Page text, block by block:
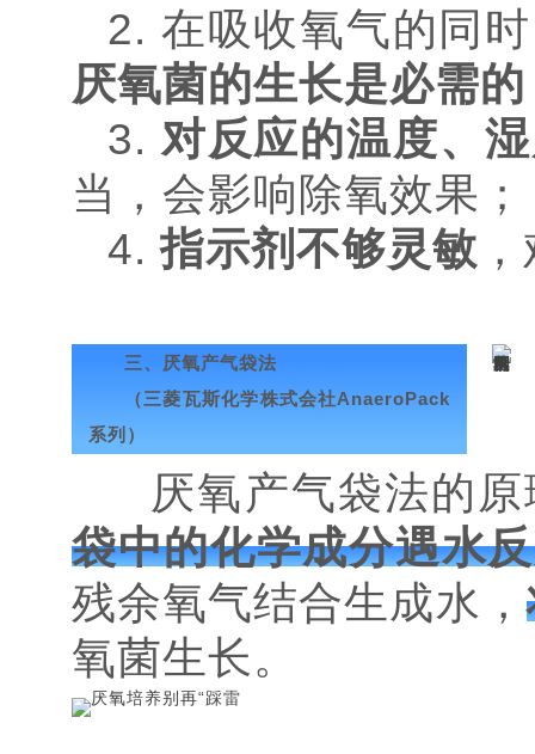
2. 在吸收氧气的同
厌氧菌的生长是必需的
3. 对反应的温度、
当，会影响除氧效果；
4.指示剂不够灵敏
三、厌氧产气袋法
（三菱瓦斯化学株式会社AnaeroPack
系列）
厌氧产气袋法的原
袋中的化学成分遇水
残余氧气结合生成水，
氧菌生长。